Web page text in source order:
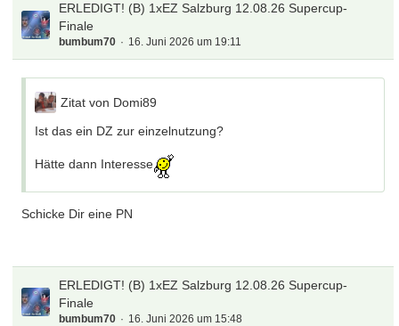
ERLEDIGT! (B) 1xEZ Salzburg 12.08.26 Supercup-
Finale
bumbum70 16. Juni 2026 um 19:11
Zitat von Domi89
Ist das ein DZ zur einzelnutzung?
Hätte dann Interesse
Schicke Dir eine PN
ERLEDIGT! (B) 1xEZ Salzburg 12.08.26 Supercup-
Finale
bumbum70 16. Juni 2026 um 15:48